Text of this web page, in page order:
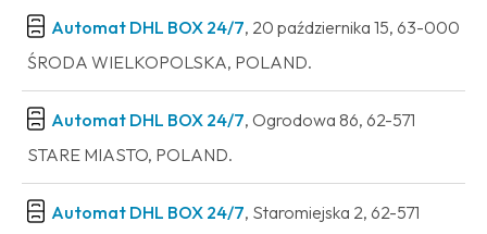
Automat DHL BOX 24/7, 20 października 15, 63-000
ŚRODA WIELKOPOLSKA, POLAND.
Automat DHL BOX 24/7, Ogrodowa 86, 62-571
STARE MIASTO, POLAND.
Automat DHL BOX 24/7, Staromiejska 2, 62-571